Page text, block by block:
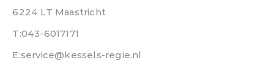
6224 LT Maastricht
T:043-6017171
E:service@kessels-regie.nl